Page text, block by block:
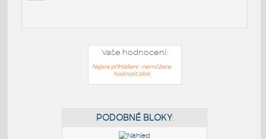
Vaše hodnocení:
Nejste přihlášeni - nemůžete
hodnotit blok